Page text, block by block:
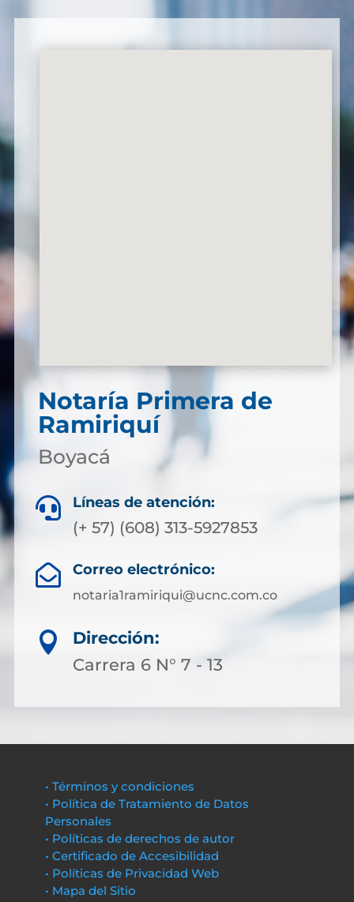
Notaría Primera de
Ramiriquí
Boyacá
 Líneas de atención:
(+ 57) (608) 313-5927853
 Correo electrónico:
notaria1ramiriqui@ucnc.com.co

Dirección:
Carrera 6 N° 7 - 13
• Términos y condiciones
• Política de Tratamiento de Datos
Personales
• Políticas de derechos de autor
• Certificado de Accesibilidad
• Políticas de Privacidad Web
• Mapa del Sitio